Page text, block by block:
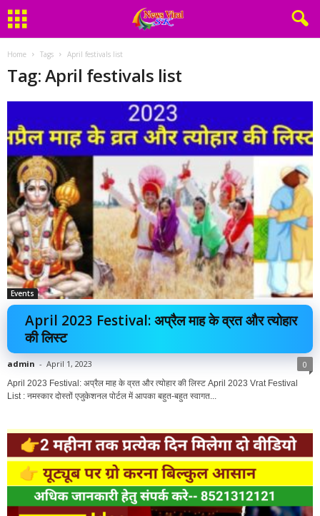
Home Tags April festivals list
Tag: April festivals list
Events
April 2023 Festival: अप्रैल माह के व्रत और त्योहार
की लिस्ट
admin - April 1, 2023 0
April 2023 Festival: अप्रैल माह के व्रत और त्योहार की लिस्ट April 2023 Vrat Festival
List : नमस्कार दोस्तों एजुकेशनल पोर्टल में आपका बहुत-बहुत स्वागत...